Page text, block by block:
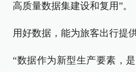
高质量数据集建设和复用”。
用好数据，能为旅客出行提
“数据作为新型生产要素，